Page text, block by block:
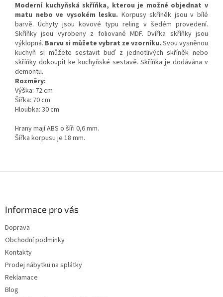
Moderní kuchyňská skříňka, kterou je možné objednat v
matu nebo ve vysokém lesku. Korpusy skříněk jsou v bílé
barvě. Úchyty jsou kovové typu reling v šedém provedení.
Skříňky jsou vyrobeny z foliované MDF. Dvířka skříňky jsou
výklopná. Barvu si můžete vybrat ze vzorníku. Svou vysněnou
kuchyň si můžete sestavit buď z jednotlivých skříněk nebo
skříňky dokoupit ke kuchyňské sestavě. Skříňka je dodávána v
demontu.
Rozměry:
Výška: 72 cm
Šířka: 70 cm
Hloubka: 30 cm
Hrany mají ABS o šíři 0,6 mm.
Šířka korpusu je 18 mm.
Informace pro vás
Doprava
Obchodní podmínky
Kontakty
Prodej nábytku na splátky
Reklamace
Blog